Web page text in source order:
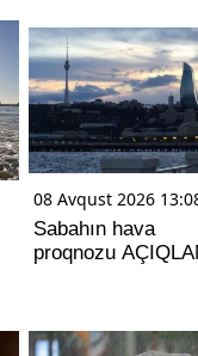
08 Avqust 2026
Sabahın hava
proqnozu